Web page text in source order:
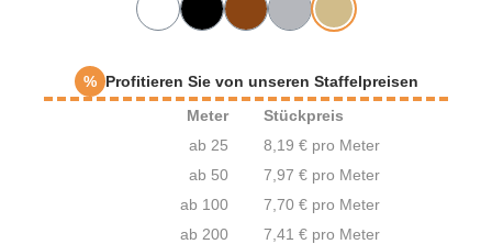
% Profitieren Sie von unseren Staffelpreisen
Meter
Stückpreis
ab 25
8,19 € pro Meter
ab 50
7,97 € pro Meter
ab 100
7,70 € pro Meter
ab 200
7,41 € pro Meter